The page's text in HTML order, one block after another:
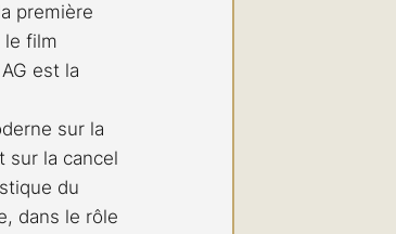
première
le film
est la
sur la
sur la cancel
du
dans le rôle